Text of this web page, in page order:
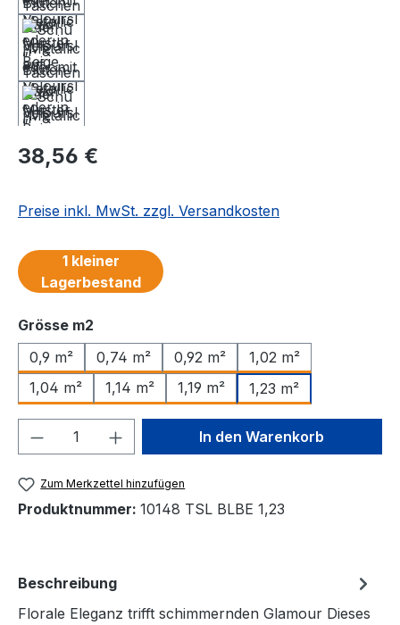
Regulärer Preis:
38,56 €
Preise inkl. MwSt. zzgl. Versandkosten
1 kleiner
Lagerbestand
Grösse m2
0,9 m²
0,74 m² 0,92 m²
1,02 m²
1,04 m²
1,14 m² 1,19 m² 1,23 m²
Produkt Anzahl: Gib denIn den Warenkorb
Zum Merkzettel hinzufügen
Produktnummer: 10148 TSL BLBE 1,23
Beschreibung
Florale Eleganz trifft schimmernden Glamour Dieses